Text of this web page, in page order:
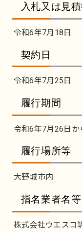
入札又は見
令和6年7月18日
契約日
令和6年7月25日
履行期間
令和6年7月26日
履行場所等
大野城市内
指名業者名等
株式会社ウエスコ